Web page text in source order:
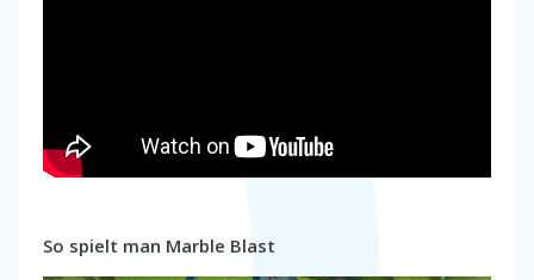
So spielt man Marble Blast